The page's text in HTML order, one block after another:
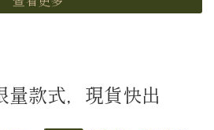
量款式，現貨快出